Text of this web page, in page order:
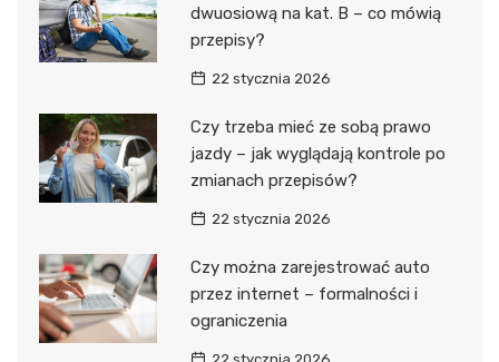
dwuosiową na kat. B – co mówią
przepisy?
22 stycznia 2026
Czy trzeba mieć ze sobą prawo
jazdy – jak wyglądają kontrole po
zmianach przepisów?
22 stycznia 2026
Czy można zarejestrować auto
przez internet – formalności i
ograniczenia